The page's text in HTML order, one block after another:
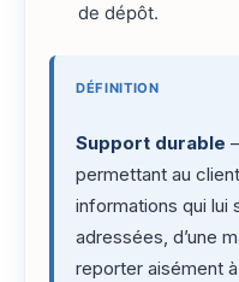
de dépôt.
DÉFINITION
Support durable
permettant au
informations qui lui
adressées, d’une
reporter aisément